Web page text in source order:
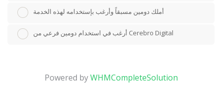
أملك دومين مسبقاً وأرغب بإستخدامه لهذه الخدمة
أرغب في استخدام دومين فرعي من Cerebro Digital
Powered byWHMCompleteSolution